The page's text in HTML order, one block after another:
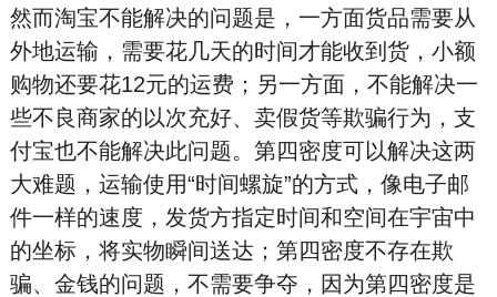
然而淘宝不能解决的问题是，一方面货品需要从
外地运输，需要花几天的时间才能收到货，小额
购物还要花12元的运费；另一方面，不能解决一
些不良商家的以次充好、卖假货等欺骗行为，支
付宝也不能解决此问题。第四密度可以解决这两
大难题，运输使用“时间螺旋”的方式，像电子邮
件一样的速度，发货方指定时间和空间在宇宙中
的坐标，将实物瞬间送达；第四密度不存在欺
骗、金钱的问题，不需要争夺，因为第四密度是